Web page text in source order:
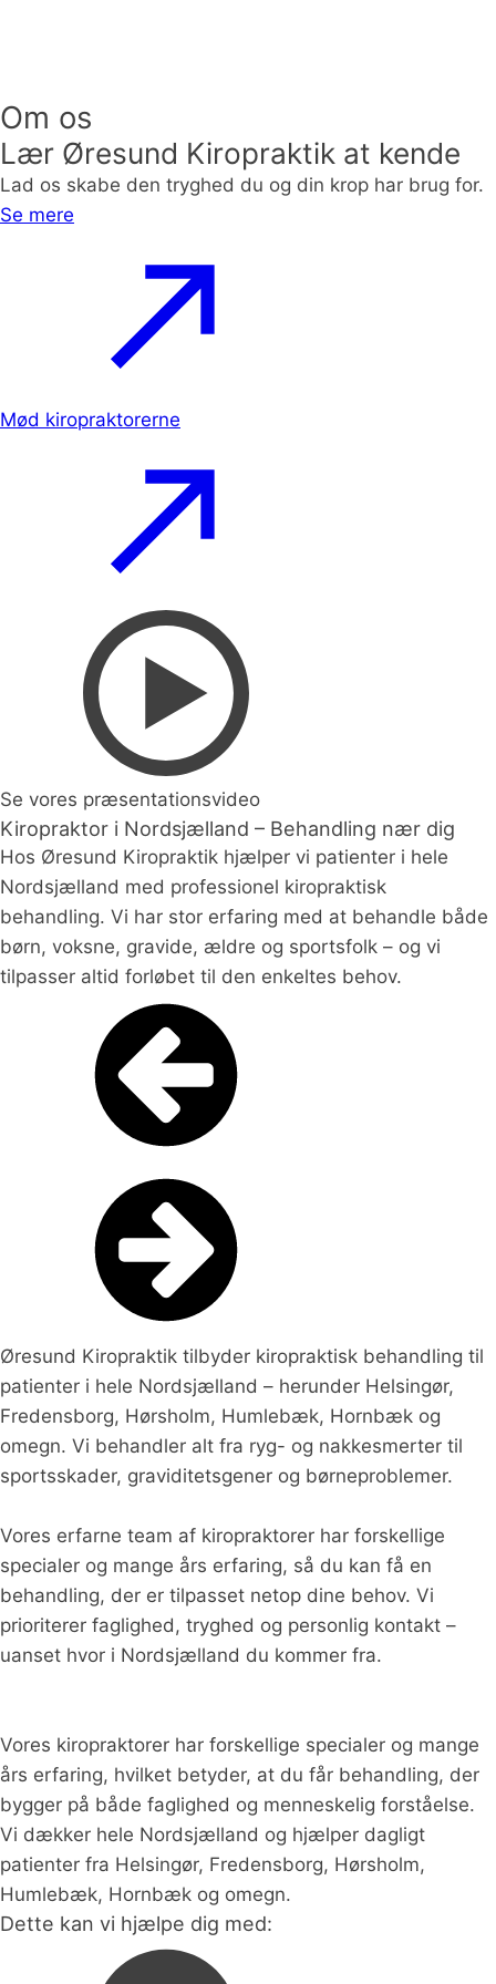
Om os
Lær Øresund Kiropraktik at kende
Lad os skabe den tryghed du og din krop har brug for.
Se mere
Mød kiropraktorerne
Se vores præsentationsvideo
Kiropraktor i Nordsjælland – Behandling nær dig
Hos Øresund Kiropraktik hjælper vi patienter i hele
Nordsjælland med professionel kiropraktisk
behandling. Vi har stor erfaring med at behandle både
børn, voksne, gravide, ældre og sportsfolk – og vi
tilpasser altid forløbet til den enkeltes behov.
Øresund Kiropraktik tilbyder kiropraktisk behandling til
patienter i hele Nordsjælland – herunder Helsingør,
Fredensborg, Hørsholm, Humlebæk, Hornbæk og
omegn. Vi behandler alt fra ryg- og nakkesmerter til
sportsskader, graviditetsgener og børneproblemer.
Vores erfarne team af kiropraktorer har forskellige
specialer og mange års erfaring, så du kan få en
behandling, der er tilpasset netop dine behov. Vi
prioriterer faglighed, tryghed og personlig kontakt –
uanset hvor i Nordsjælland du kommer fra.
Vores kiropraktorer har forskellige specialer og mange
års erfaring, hvilket betyder, at du får behandling, der
bygger på både faglighed og menneskelig forståelse.
Vi dækker hele Nordsjælland og hjælper dagligt
patienter fra Helsingør, Fredensborg, Hørsholm,
Humlebæk, Hornbæk og omegn.
Dette kan vi hjælpe dig med: